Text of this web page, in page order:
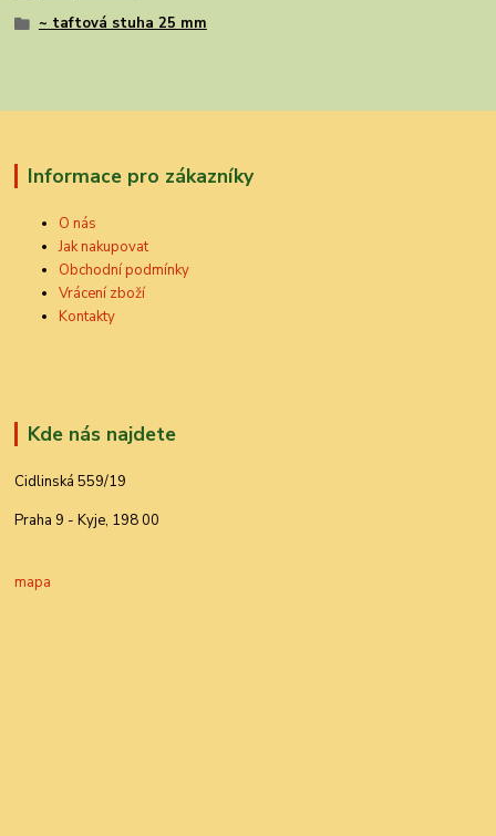
~ taftová stuha 25 mm
Informace pro zákazníky
O nás
Jak nakupovat
Obchodní podmínky
Vrácení zboží
Kontakty
Kde nás najdete
Cidlinská 559/19
Praha 9 - Kyje, 198 00
mapa